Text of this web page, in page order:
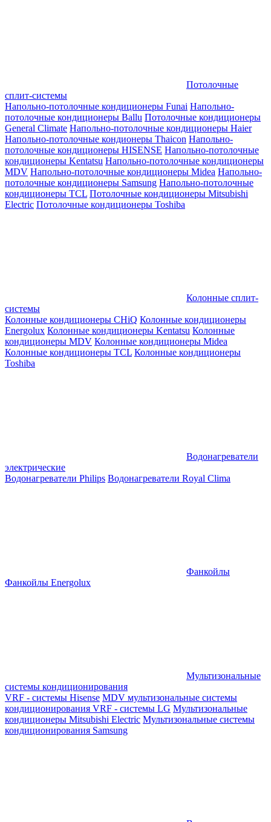
Потолочные
сплит-системы
Напольно-потолочные кондиционеры Funai Напольно-
потолочные кондиционеры Ballu Потолочные кондиционеры
General Climate Напольно-потолочные кондиционеры Haier
Напольно-потолочные кондионеры Thaicon Напольно-
потолочные кондиционеры HISENSE Напольно-потолочные
кондиционеры Kentatsu Напольно-потолочные кондиционеры
MDV Напольно-потолочные кондиционеры Midea Напольно-
потолочные кондиционеры Samsung Напольно-потолочные
кондиционеры TCL Потолочные кондиционеры Mitsubishi
Electric Потолочные кондиционеры Toshiba
Колонные сплит-
системы
Колонные кондиционеры CHiQ Колонные кондиционеры
Energolux Колонные кондиционеры Kentatsu Колонные
кондиционеры MDV Колонные кондиционеры Midea
Колонные кондиционеры TCL Колонные кондиционеры
Toshiba
Водонагреватели
электрические
Водонагреватели Philips Водонагреватели Royal Clima
Фанкойлы
Фанкойлы Energolux
Мультизональные
системы кондиционирования
VRF - системы Hisense MDV мультизональные системы
кондиционирования VRF - системы LG Мультизональные
кондиционеры Mitsubishi Electric Мультизональные системы
кондиционирования Samsung